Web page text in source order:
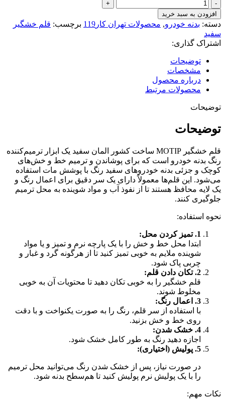
قلم
خشگیری
سفید
900107motip
ساخت
المان
حجم12ml
عدد
افزودن به سبد خرید
دسته: بدنه خودرو, محصولات تهران کار119 برچسب: قلم خشگیر
سفید
اشتراک گذاری:
توضیحات
مشخصات
درباره محصول
محصولات مرتبط
توضیحات
توضیحات
قلم خشگیر MOTIP ساخت کشور المان سفید یک ابزار ترمیم‌کننده
رنگ بدنه خودرو است که برای پوشاندن و ترمیم خط و خش‌های
کوچک و جزئی بدنه خودروهای سفید رنگ با پوشش مات استفاده
می‌شود. این قلم‌ها معمولاً دارای یک سر دقیق برای اعمال رنگ و
یک لایه محافظ هستند تا از نفوذ آب و مواد شوینده به محل ترمیم
جلوگیری کنند.
نحوه استفاده:
1. تمیز کردن محل:
ابتدا محل خط و خش را با یک پارچه نرم و تمیز و یا مواد
شوینده ملایم به خوبی تمیز کنید تا از هرگونه گرد و غبار و
چربی پاک شود.
2. تکان دادن قلم:
قلم خشگیر را به خوبی تکان دهید تا محتویات آن به خوبی
مخلوط شوند.
3.
اعمال رنگ:
با استفاده از سر قلم، رنگ را به صورت یکنواخت و با دقت
روی خط و خش بزنید.
4. خشک شدن:
اجازه دهید رنگ به طور کامل خشک شود.
5. پولیش (اختیاری):
در صورت نیاز، پس از خشک شدن رنگ می‌توانید محل ترمیم
را با یک پولیش نرم پولیش کنید تا هم‌سطح بدنه شود.
نکات مهم: